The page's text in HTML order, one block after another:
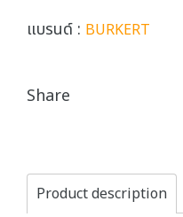
แบรนด์ : BURKERT
Share
Product description